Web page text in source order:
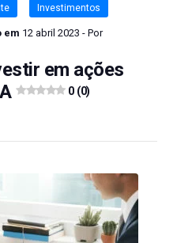
Investimentos
em 12 abril 2023 - Por
em ações
0 (0)